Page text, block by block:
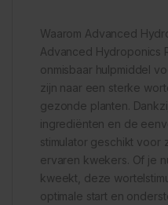
Waarom Advanced
Advanced Hydroponics
onmisbaar hulpmiddel
zijn naar een sterke
gezonde planten.
ingrediënten en de
stimulator geschikt voor
ervaren kwekers. Of je
kweekt, deze
optimale start en